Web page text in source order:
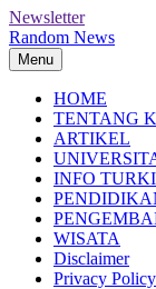
Newsletter
Random News
Menu
HOME
TENTANG
ARTIKEL
INFO TURKI
WISATA
Disclaimer
Privacy Policy